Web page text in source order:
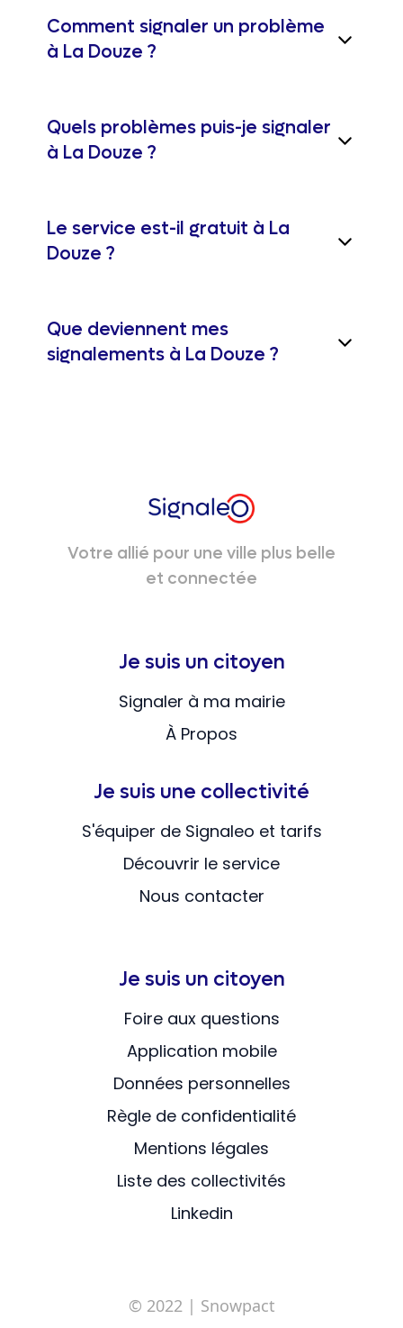
Comment signaler un problème
à La Douze ?
Quels problèmes puis-je signaler
à La Douze ?
Le service est-il gratuit à La
Douze ?
Que deviennent mes
signalements à La Douze ?
Votre allié pour une ville plus belle
et connectée
Je suis un citoyen
Signaler à ma mairie
À Propos
Je suis une collectivité
S'équiper de Signaleo et tarifs
Découvrir le service
Nous contacter
Je suis un citoyen
Foire aux questions
Application mobile
Données personnelles
Règle de confidentialité
Mentions légales
Liste des collectivités
Linkedin
© 2022 | Snowpact